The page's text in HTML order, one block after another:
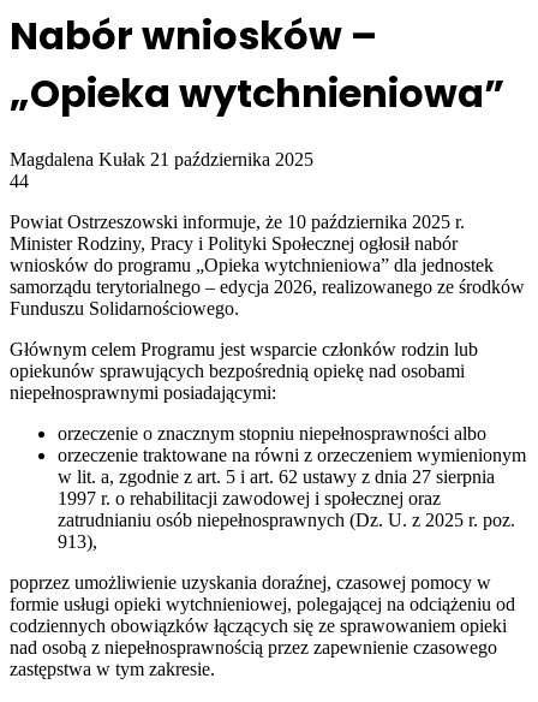
Nabór wniosków –
„Opieka wytchnieniowa”
Magdalena Kułak Send
21 października 2025
44
Powiat Ostrzeszowski informuje, że 10 października 2025 r.
Minister Rodziny, Pracy i Polityki Społecznej ogłosił nabór
wniosków do programu „Opieka wytchnieniowa” dla jednostek
samorządu terytorialnego – edycja 2026, realizowanego ze środków
Funduszu Solidarnościowego.
Głównym celem Programu jest wsparcie członków rodzin lub
opiekunów sprawujących bezpośrednią opiekę nad osobami
niepełnosprawnymi posiadającymi:
orzeczenie o znacznym stopniu niepełnosprawności albo
orzeczenie traktowane na równi z orzeczeniem wymienionym
w lit. a, zgodnie z art. 5 i art. 62 ustawy z dnia 27 sierpnia
1997 r. o rehabilitacji zawodowej i społecznej oraz
zatrudnianiu osób niepełnosprawnych (Dz. U. z 2025 r. poz.
913),
poprzez umożliwienie uzyskania doraźnej, czasowej pomocy w
formie usługi opieki wytchnieniowej, polegającej na odciążeniu od
codziennych obowiązków łączących się ze sprawowaniem opieki
nad osobą z niepełnosprawnością przez zapewnienie czasowego
zastępstwa w tym zakresie.